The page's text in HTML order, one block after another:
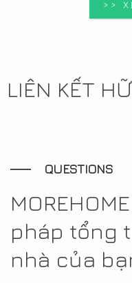
>>
LIÊN KẾT
QUESTIONS
pháp tổng
nhà của